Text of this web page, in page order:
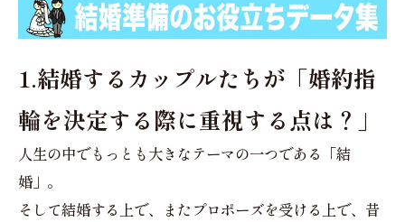
1.結婚するカップルたちが「婚約指
輪を決定する際に重視する点は？」
人生の中でもっとも大きなテーマの一つである「結
婚」。
そして結婚する上で、またプロポーズを受ける上で、昔